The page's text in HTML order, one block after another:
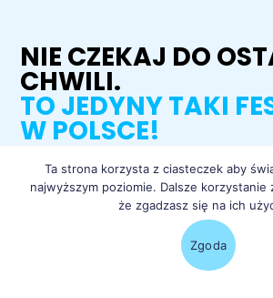
NIE CZEKAJ DO
CHWILI.
TO JEDYNY TAKI
W POLSCE!
łap bilety
Ta strona korzysta z ciasteczek aby
najwyższym poziomie. Dalsze korzystanie
że zgadzasz się na ich
Zgoda